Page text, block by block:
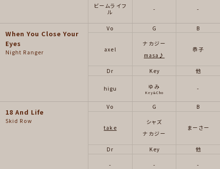
ビームライフ
ル
- -
When You Close Your
Eyes
Night Ranger
Vo
axel
G
ナカジー
masa♪
B
恭子
Dr
higu
Key
ゆみ
Key&Cho
他
-
18 And Life
Skid Row
Vo
take
G
シャズ
ナカジー
B
まーさー
Dr
-
Key
-
他
-